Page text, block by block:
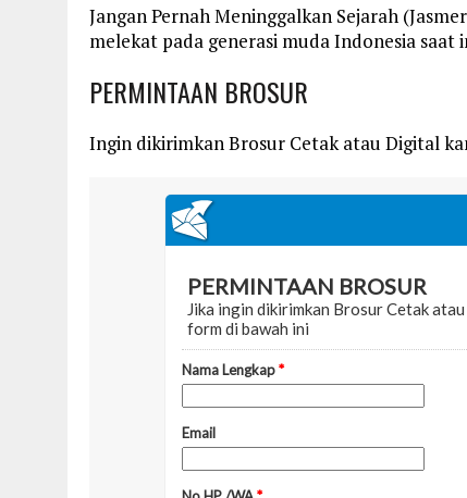
Jangan Pernah Meninggalkan Sejarah
melekat pada generasi muda Indonesia saat
PERMINTAAN BROSUR
Ingin dikirimkan Brosur Cetak atau Digital